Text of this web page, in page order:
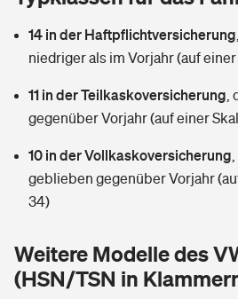
Wer versichert was: Jetzt Versicherer
Sie haben Fragen?
Mietkautionsversicherung
Restkreditversicherung
Zur Übersicht
Hochwasser-Check: Wie gefährdet ist
Kinderunfall­ver­si­che­rung
Kinderinvalidität
Reiseversicherung
Pferdehalter-Haftpflicht
Private Cyberversicherung
Tierkrankenversicherung
Wer versichert was: Jetzt Versicherer
Sie haben Fragen?
Rentenrechner: Wie viel Geld
14 in der Haftpflichtversicherung
niedriger als im Vorjahr (auf einer
11 in der Teilkaskoversicherung
gegenüber Vorjahr (auf einer
10 in der Vollkaskoversicherung
geblieben gegenüber Vorjahr
34)
Weitere Modelle des
(HSN/TSN in